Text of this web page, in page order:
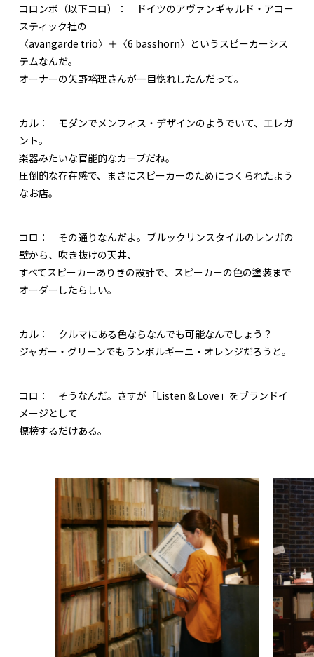
コロンボ（以下コロ）：
ドイツのアヴァンギャルド・アコー
スティック社の
〈avangarde trio〉＋〈6 basshorn〉というスピーカーシス
テムなんだ。
オーナーの矢野裕理さんが一目惚れしたんだって。
カル： モダンでメンフィス・デザインのようでいて、エレガ
ント。
楽器みたいな官能的なカーブだね。
圧倒的な存在感で、まさにスピーカーのためにつくられたよう
なお店。
コロ： その通りなんだよ。ブルックリンスタイルのレンガの
壁から、吹き抜けの天井、
すべてスピーカーありきの設計で、スピーカーの色の塗装まで
オーダーしたらしい。
カル： クルマにある色ならなんでも可能なんでしょう？
ジャガー・グリーンでもランボルギーニ・オレンジだろうと。
コロ： そうなんだ。さすが「Listen & Love」をブランドイ
メージとして
標榜するだけある。